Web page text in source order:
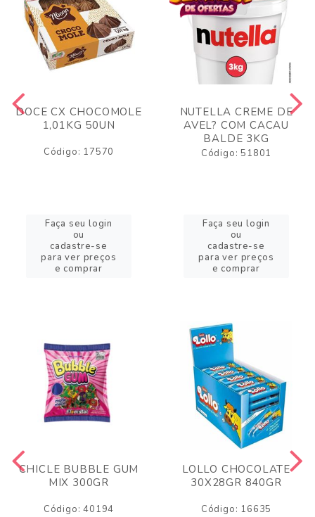
DOCE CX CHOCOMOLE
1,01KG 50UN
Código: 17570
Faça seu login
ou
cadastre-se
para ver preços
e comprar
NUTELLA CREME DE
AVEL? COM CACAU
BALDE 3KG
Código: 51801
Faça seu login
ou
cadastre-se
para ver preços
e comprar
CHICLE BUBBLE GUM
MIX 300GR
Código: 40194
LOLLO CHOCOLATE
30X28GR 840GR
Código: 16635